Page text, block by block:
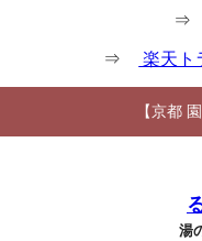
⇒
⇒ 楽天ト
【京都
湯